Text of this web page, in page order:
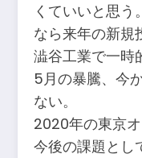
くていいと思う
なら来年の新規
澁谷工業で一時
5月の暴騰、今
ない。
2020年の東京
今後の課題とし